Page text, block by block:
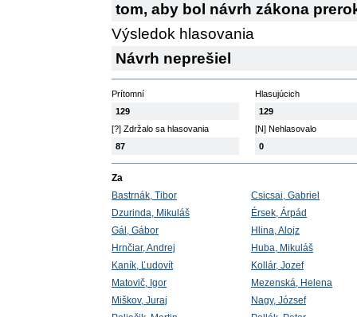
tom, aby bol návrh zákona
Výsledok hlasovania
Návrh neprešiel
Prítomní
129
Hlasujúcich
129
[?] Zdržalo sa hlasovania
87
[N] Nehlasovalo
0
Za
Bastrnák, Tibor
Csicsai, Gabriel
Dzurinda, Mikuláš
Érsek, Árpád
Gál, Gábor
Hlina, Alojz
Hrnčiar, Andrej
Huba, Mikuláš
Kaník, Ľudovít
Kollár, Jozef
Matovič, Igor
Mezenská, Helena
Miškov, Juraj
Nagy, József